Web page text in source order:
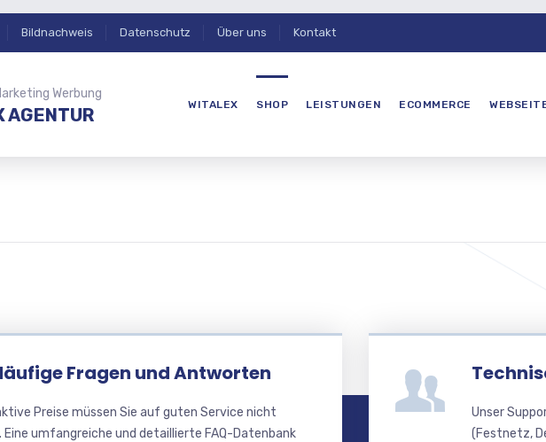
Bildnachweis Datenschutz Über uns Kontakt
Werbung
AGENTUR WITALEX SHOP LEISTUNGEN ECOMMERCE
Fragen und Antworten
Preise müssen Sie auf guten Service nicht
umfangreiche und detaillierte FAQ-Datenbank
Unser
(Festnetz,